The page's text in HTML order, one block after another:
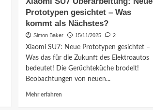
Prototypen gesichtet – Was
kommt als Nächstes?
Simon Baker 15/11/2025 2
Xiaomi SU7: Neue Prototypen gesichtet –
Was das für die Zukunft des Elektroautos
bedeutet! Die Gerüchteküche brodelt!
Beobachtungen von neuen...
Mehr erfahren